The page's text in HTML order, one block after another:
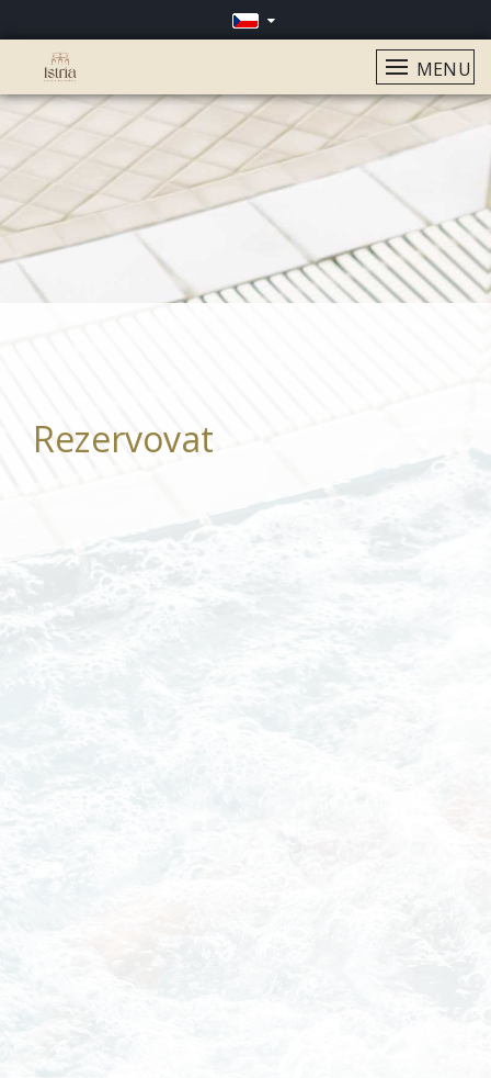
MENU
Rezervovat